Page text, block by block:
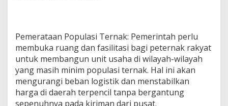
Pemerataan Populasi Ternak: Pemerintah perlu
membuka ruang dan fasilitasi bagi peternak rakyat
untuk membangun unit usaha di wilayah-wilayah
yang masih minim populasi ternak. Hal ini akan
mengurangi beban logistik dan menstabilkan
harga di daerah terpencil tanpa bergantung
sepenuhnya pada kiriman dari pusat.